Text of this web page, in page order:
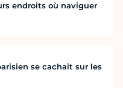
endroits où naviguer
se cachait sur les